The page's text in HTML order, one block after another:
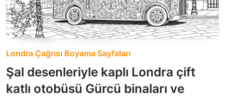
Londra Çağrısı Boyama Sayfaları
Şal desenleriyle kaplı Londra çift
katlı otobüsü Gürcü binaları ve